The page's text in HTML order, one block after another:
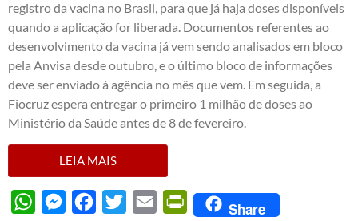
registro da vacina no Brasil, para que já haja doses disponíveis
quando a aplicação for liberada. Documentos referentes ao
desenvolvimento da vacina já vem sendo analisados em bloco
pela Anvisa desde outubro, e o último bloco de informações
deve ser enviado à agência no mês que vem. Em seguida, a
Fiocruz espera entregar o primeiro 1 milhão de doses ao
Ministério da Saúde antes de 8 de fevereiro.
LEIA MAIS
WhatsAppMessengerFacebook
Twitter Email PrintFriendly
Share